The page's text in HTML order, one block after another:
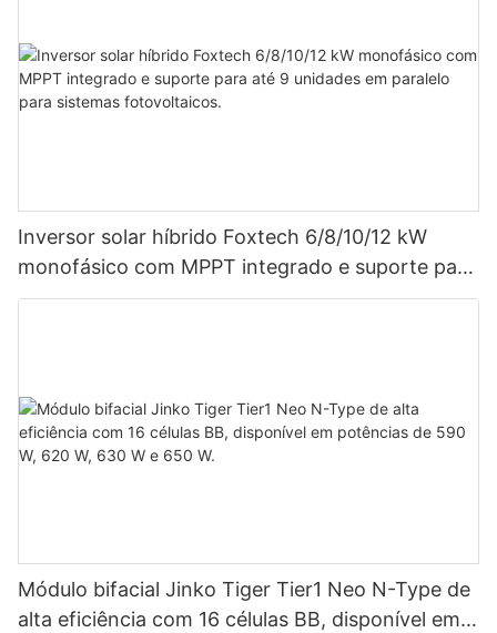
Inversor solar híbrido Foxtech 6/8/10/12 kW
monofásico com MPPT integrado e suporte para
até 9 unidades em paralelo para sistemas
Módulo bifacial Jinko Tiger Tier1 Neo N-Type de
alta eficiência com 16 células BB, disponível em